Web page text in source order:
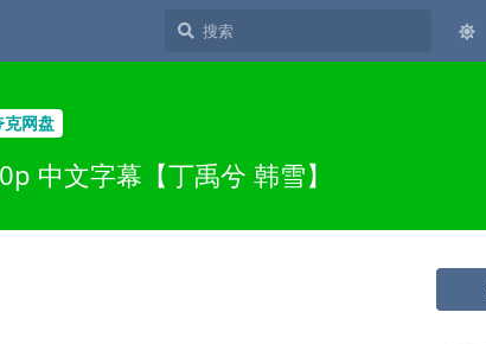
克网盘
中文字幕【丁禹兮 韩雪】